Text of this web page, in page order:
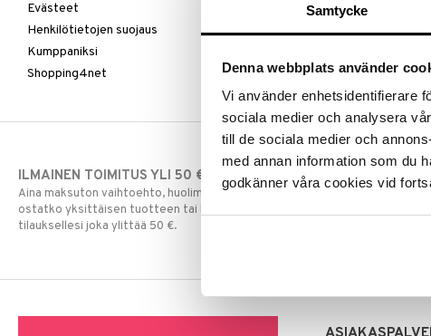
Samtycke
Denna webbplats använder
Vi använder enhetsidentifierare
sociala medier och analysera
till de sociala medier och
med annan information som du
godkänner våra cookies vid
Evästeet
Henkilötietojen suojaus
Kumppaniksi
Shopping4net
ILMAINEN TOIMITUS YLI 50 €
Aina maksuton vaihtoehto, huolimatta siitä
ostatko yksittäisen tuotteen tai koko
tilauksellesi joka ylittää 50 €.
NOPEAT